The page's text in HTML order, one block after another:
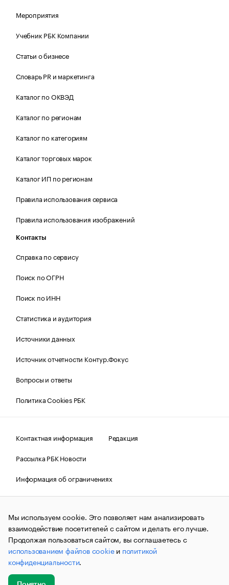
Мероприятия
Учебник РБК Компании
Статьи о бизнесе
Словарь PR и маркетинга
Каталог по ОКВЭД
Каталог по регионам
Каталог по категориям
Каталог торговых марок
Каталог ИП по регионам
Правила использования сервиса
Правила использования изображений
Контакты
Справка по сервису
Поиск по ОГРН
Поиск по ИНН
Статистика и аудитория
Источники данных
Источник отчетности Контур.Фокус
Вопросы и ответы
Политика Cookies РБК
Контактная информация
Редакция
Рассылка РБК Новости
Информация об ограничениях
Правовая информация
О соблюдении авторских прав
© АО «РОСБИЗНЕСКОНСАЛТИНГ»,1995–2026.Сообщения
и материалы информационного агентства «РБК»
(зарегистрировано Федеральной службой по надзору в сфере
связи, информационных технологий и массовых
коммуникаций (Роскомнадзор) 09.12.2015 за номером ИА
№ФС77-63848) сопровождаются пометкой «РБК». Отдельные
публикации могут содержать информацию,
не предназначенную для пользователей
Мы используем cookie. Это позволяет нам анализировать
взаимодействие посетителей с сайтом и делать его лучше.
Продолжая пользоваться сайтом, вы соглашаетесь с
использованием файлов cookieи политикой
конфиденциальности.